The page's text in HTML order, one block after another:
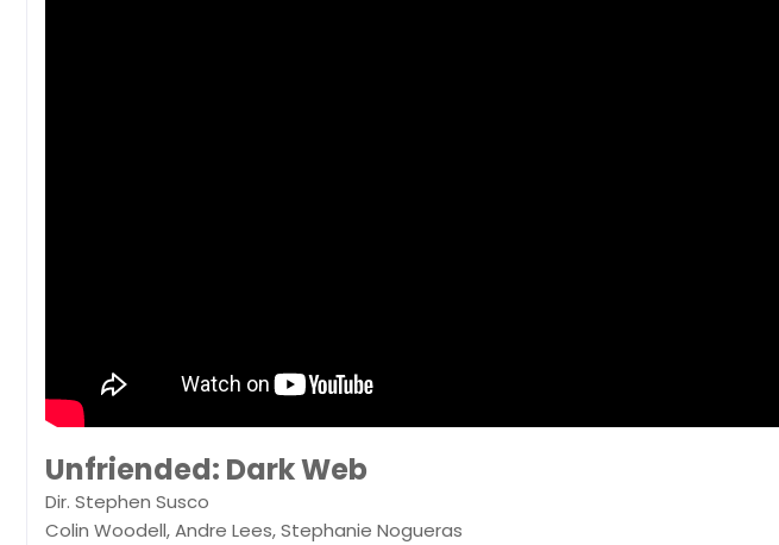
Unfriended: Dark Web
Dir. Stephen Susco
Colin Woodell, Andre Lees, Stephanie Nogueras